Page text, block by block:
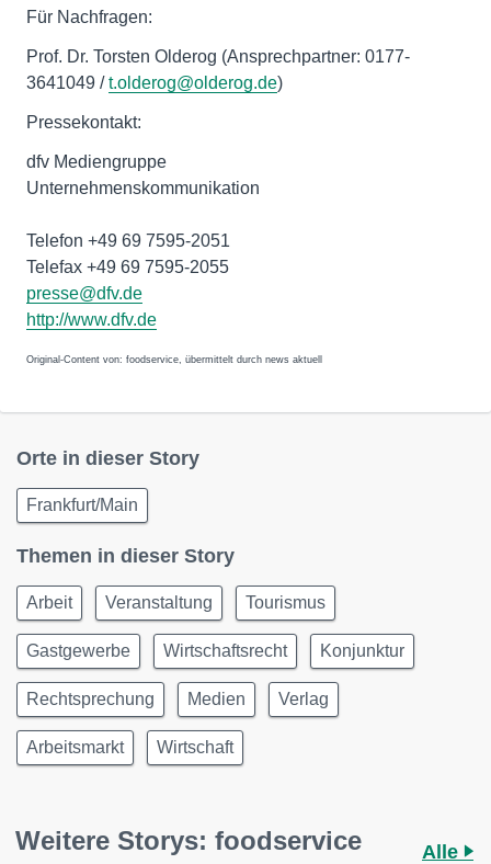
Für Nachfragen:
Prof. Dr. Torsten Olderog (Ansprechpartner: 0177-
3641049 /t.olderog@olderog.de)
Pressekontakt:
dfv Mediengruppe
Unternehmenskommunikation
Telefon +49 69 7595-2051
Telefax +49 69 7595-2055
presse@dfv.de
http://www.dfv.de
Original-Content von: foodservice, übermittelt durch news aktuell
Orte in dieser Story
Frankfurt/Main
Themen in dieser Story
Arbeit Veranstaltung Tourismus
Gastgewerbe Wirtschaftsrecht Konjunktur
Rechtsprechung Medien Verlag
Arbeitsmarkt Wirtschaft
Weitere Storys: foodservice Alle